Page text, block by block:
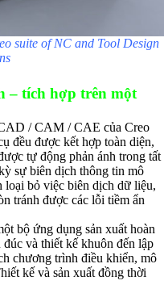
suite of NC and Tool Design
– tích hợp trên một
/ CAM / CAE của Creo
đều được kết hợp toàn diện,
tự động phản ánh trong tất
sự biên dịch thông tin mô
loại bỏ việc biên dịch dữ liệu,
tránh được các lỗi tiềm ẩn
bộ ứng dụng sản xuất hoàn
và thiết kế khuôn đến lập
chương trình điều khiển, mô
kế và sản xuất đồng thời